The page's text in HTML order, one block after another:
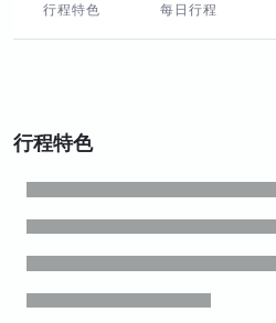
行程特色 每日行程
行程特色